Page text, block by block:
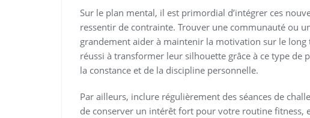
Sur le plan mental, il est primordial d’intégrer ces
ressentir de contrainte. Trouver une communauté ou
grandement aider à maintenir la motivation sur le long
réussi à transformer leur silhouette grâce à ce type
la constance et de la discipline personnelle.
Par ailleurs, inclure régulièrement des séances de
de conserver un intérêt fort pour votre routine fitness,